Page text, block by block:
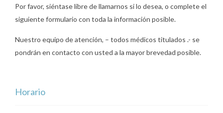
Por favor, siéntase libre de llamarnos si lo desea, o complete el
siguiente formulario con toda la información posible.
Nuestro equipo de atención, – todos médicos titulados .- se
pondrán en contacto con usted a la mayor brevedad posible.
Horario